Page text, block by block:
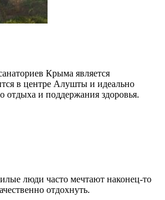
Крыма является
в центре Алушты и идеально
отдыха и поддержания здоровья.
люди часто мечтают наконец-то
отдохнуть.